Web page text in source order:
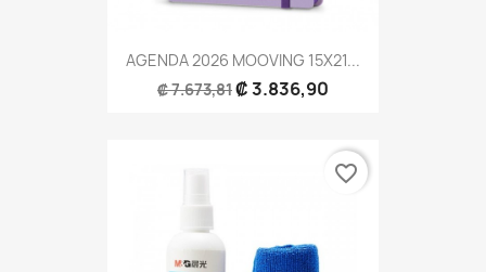
AGENDA 2026 MOOVING 15X21...
₡ 7.673,81₡ 3.836,90
favorite_border